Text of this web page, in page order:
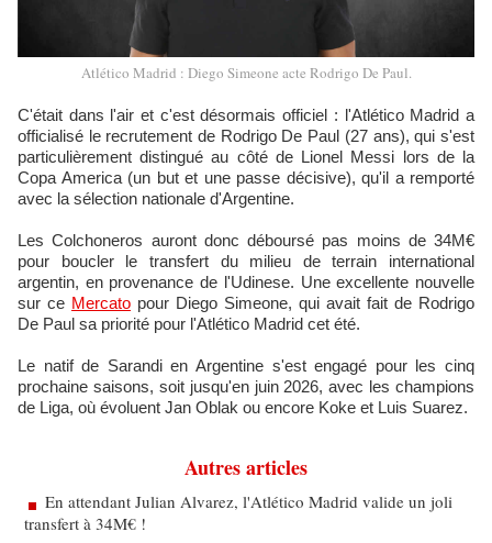
Atlético Madrid : Diego Simeone acte Rodrigo De Paul.
C'était dans l'air et c'est désormais officiel : l'Atlético Madrid a
officialisé le recrutement de Rodrigo De Paul (27 ans), qui s'est
particulièrement distingué au côté de Lionel Messi lors de la
Copa America (un but et une passe décisive), qu'il a remporté
avec la sélection nationale d'Argentine.
Les Colchoneros auront donc déboursé pas moins de 34M€
pour boucler le transfert du milieu de terrain international
argentin, en provenance de l'Udinese. Une excellente nouvelle
sur ce Mercato pour Diego Simeone, qui avait fait de Rodrigo
De Paul sa priorité pour l'Atlético Madrid cet été.
Le natif de Sarandi en Argentine s'est engagé pour les cinq
prochaine saisons, soit jusqu'en juin 2026, avec les champions
de Liga, où évoluent Jan Oblak ou encore Koke et Luis Suarez.
Autres articles
En attendant Julian Alvarez, l'Atlético Madrid valide un joli
transfert à 34M€ !